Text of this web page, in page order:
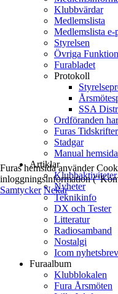
Klubbvärdar
Medlemslista
Medlemslista e-
Styrelsen
Övriga
Furabladet
Protokoll
SSA
Ordföranden
Furas Tidskrifter
Stadgar
Manual
Artiklar
Klubbaktiviteter
Nyheter
Teknikinfo
DX och Tester
Litteratur
Radiosamband
Nostalgi
Icom
Furaalbum
Klubblokalen
Fura Årsmöten
Furas hemsida använder
inloggningsinformation
Samtycker Nekar